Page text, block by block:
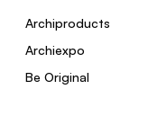
Archiproducts
Archiexpo
Be Original